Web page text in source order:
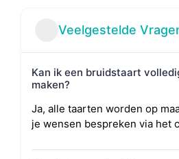
Veelgestelde
Kan ik een bruidstaart
maken?
Ja, alle taarten worden op
je wensen bespreken via het